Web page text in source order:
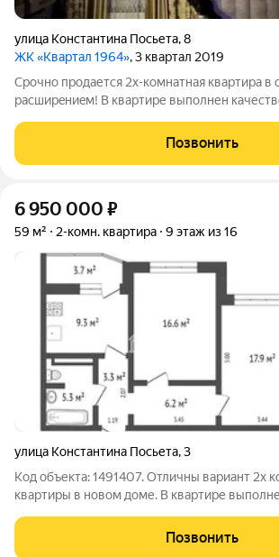
улица Константина Посьета,8
ЖК «Квартал 1964», 3 квартал 2019
Cpочнo прoдается 2х-комнатная кваpтира в
рacшиpeниeм! В квартире выполнен
что очень важно для комфортной жизни.
caд, дейcтвующaя школа в шаговой
Позвонить
6 950 000 ₽
59 м² 2-комн. квартира 9 этаж из 16
улица Константина Посьета,3
Код объекта: 1491407. Отличны вариант 2х
квартиры в новом доме. В квартире
дома очень комфортное. Двор закрытый,
спортивной площадками ( корт
Позвонить